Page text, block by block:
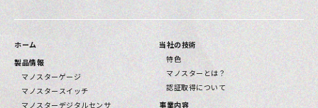
ホーム
製品情報
マノスターゲージ
マノスタースイッチ
マノスターデジタルセンサ
当社の技術
特色
マノスターとは？
認証取得について
事業内容